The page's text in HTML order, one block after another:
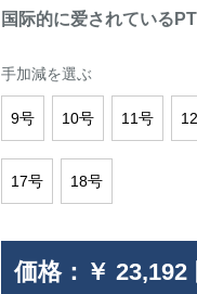
国际的に爱されている
手加減を選ぶ
9号 10号 11号
17号 18号
価格： ￥ 23,192